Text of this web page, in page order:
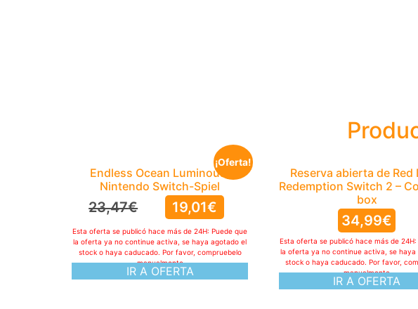
¡Oferta!
Endless Ocean Luminous,
Nintendo Switch-Spiel
23,47€ 19,01€
IR A OFERTA
Esta oferta se publicó hace más de 24H: Puede que
la oferta ya no continue activa, se haya agotado el
stock o haya caducado. Por favor, compruebelo
manualmente
Reserva abierta de Red
Redemption Switch 2 –
box
34,99€
IR A OFERTA
Esta oferta se publicó hace más de 24H:
la oferta ya no continue activa, se haya
stock o haya caducado. Por favor,
manualmente